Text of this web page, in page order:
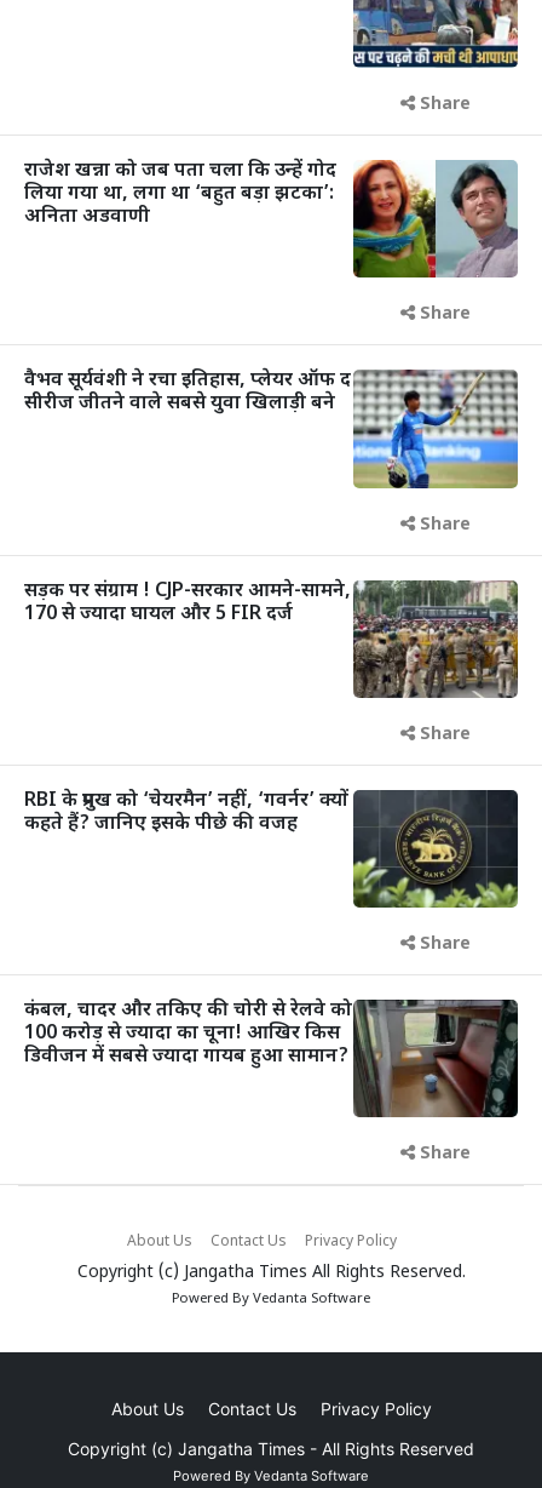
Share
राजेश खन्ना को जब पता चला कि उन्हें गोद
लिया गया था, लगा था ‘बहुत बड़ा झटका’:
अनिता अडवाणी
Share
वैभव सूर्यवंशी ने रचा इतिहास, प्लेयर ऑफ द
सीरीज जीतने वाले सबसे युवा खिलाड़ी बने
Share
सड़क पर संग्राम ! CJP-सरकार आमने-सामने,
170 से ज्यादा घायल और 5 FIR दर्ज
Share
RBI के प्रमुख को ‘चेयरमैन’ नहीं, ‘गवर्नर’ क्यों
कहते हैं? जानिए इसके पीछे की वजह
Share
कंबल, चादर और तकिए की चोरी से रेलवे को
100 करोड़ से ज्यादा का चूना! आखिर किस
डिवीजन में सबसे ज्यादा गायब हुआ सामान?
Share
About Us Contact Us Privacy Policy
Copyright (c) Jangatha Times All Rights Reserved.
Powered By Vedanta Software
About Us Contact Us
Privacy Policy
Copyright (c) Jangatha Times - All Rights Reserved
Powered By Vedanta Software